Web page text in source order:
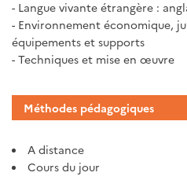
- Langue vivante étrangère :
- Environnement économique,
équipements et supports
- Techniques et mise en œuvre
Méthodes pédagogiques
A distance
Cours du jour